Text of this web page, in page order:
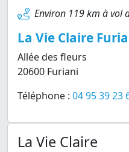
Environ 119 km à vol
La Vie Claire
Allée des fleurs
20600 Furiani
Téléphone : 04 95 39 23
La Vie Claire